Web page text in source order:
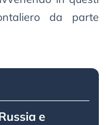
da parte
e